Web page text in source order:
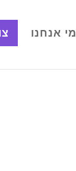
מי אנחנו